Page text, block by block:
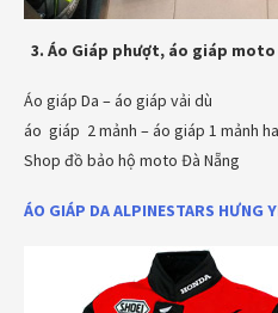
3. Áo Giáp phượt, áo giáp moto
Áo giáp Da – áo giáp vải dù
áo giáp 2 mảnh – áo giáp 1 mảnh
Shop đồ bảo hộ moto Đà Nẵng
ÁO GIÁP DA ALPINESTARS HƯNG